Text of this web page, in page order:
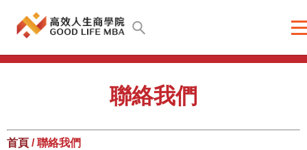
聯絡我們
首頁 / 聯絡我們